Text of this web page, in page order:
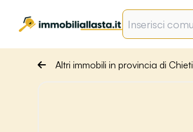
Altri immobili in provincia di Chieti